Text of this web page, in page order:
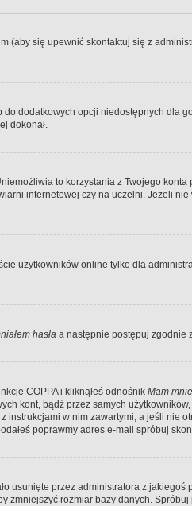
(aby się upewnić skontaktuj się z
dodatkowych opcji niedostępnych dla
dokonał.
to korzystania z Twojego
internetowej czy na uczelni. Jeżeli
użytkowników online tylko dla
hasła a następnie postępuj zgodnie
COPPA i kliknąłeś odnośnik Mam
kont, bądź przez samych
w nim zawartymi, a jeśli nie
poprawmy adres e-mail spróbuj
usunięte przez administratora z jakiegoś
zmniejszyć rozmiar bazy danych.